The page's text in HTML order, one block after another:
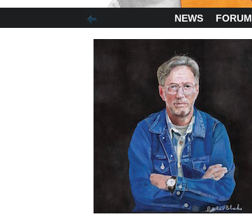
NEWS FORUM